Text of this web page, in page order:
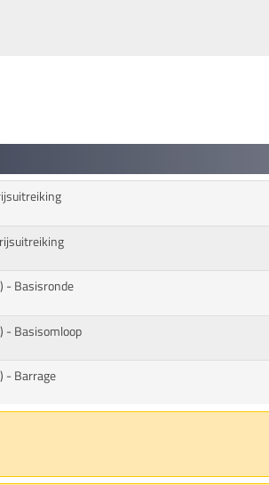
- Basisronde
- Basisomloop
- Barrage